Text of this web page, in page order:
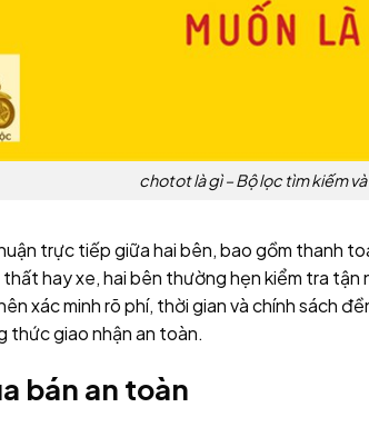
chotot là gì – Bộ lọc tìm kiếm
trực tiếp giữa hai bên, bao gồm thanh
thất hay xe, hai bên thường hẹn kiểm tra
xác minh rõ phí, thời gian và chính sách
thức giao nhận an toàn.
bán an toàn